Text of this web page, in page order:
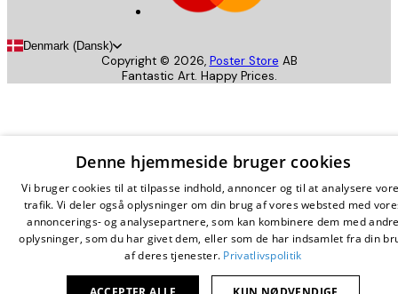
Denmark (Dansk)
Copyright © 2026, Poster Store AB
Fantastic Art. Happy Prices.
Denne hjemmeside bruger cookies
Vi bruger cookies til at tilpasse indhold, annoncer og til at analysere
trafik. Vi deler også oplysninger om din brug af vores websted med
annoncerings- og analysepartnere, som kan kombinere dem med
oplysninger, som du har givet dem, eller som de har indsamlet fra din
af deres tjenester. Privatlivspolitik